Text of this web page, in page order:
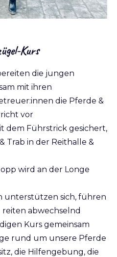
Kurs
die jungen
mit ihren
die Pferde &
vor
dem Führstrick gesichert,
Trab in der Reithalle &
wird an der Longe
unterstützen sich, führen
abwechselnd
Kurs gemeinsam
rund um unsere Pferde
die Hilfengebung, die